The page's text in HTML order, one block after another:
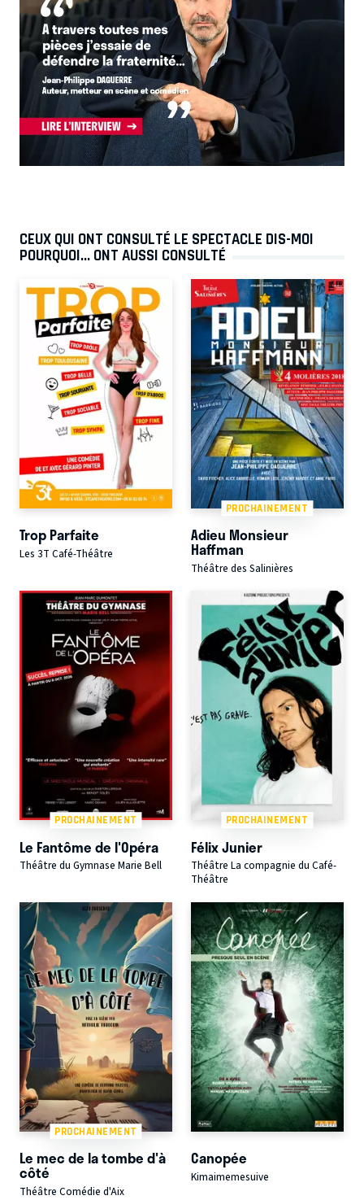
CEUX QUI ONT CONSULTÉ LE SPECTACLE DIS-MOI
POURQUOI... ONT AUSSI CONSULTÉ
Trop Parfaite
Les 3T Café-Théâtre
PROCHAINEMENT
Adieu Monsieur
Haffman
Théâtre des Salinières
PROCHAINEMENT
Le Fantôme de l'Opéra
Théâtre du Gymnase Marie Bell
PROCHAINEMENT
Félix Junier
Théâtre La compagnie du Café-
Théâtre
PROCHAINEMENT
Le mec de la tombe d'à
côté
Théâtre Comédie d'Aix
Canopée
Kimaimemesuive